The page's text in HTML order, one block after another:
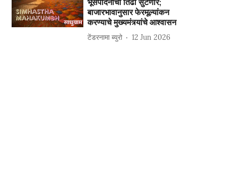
भूसंपादनाचा तिढा सुटणार;
बाजारभावानुसार फेरमूल्यांकन
करण्याचे मुख्यमंत्र्यांचे आश्वासन
टेंडरनामा ब्युरो 12 Jun 2026